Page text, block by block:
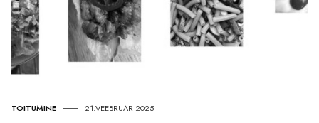
TOITUMINE 21.VEEBRUAR 2025